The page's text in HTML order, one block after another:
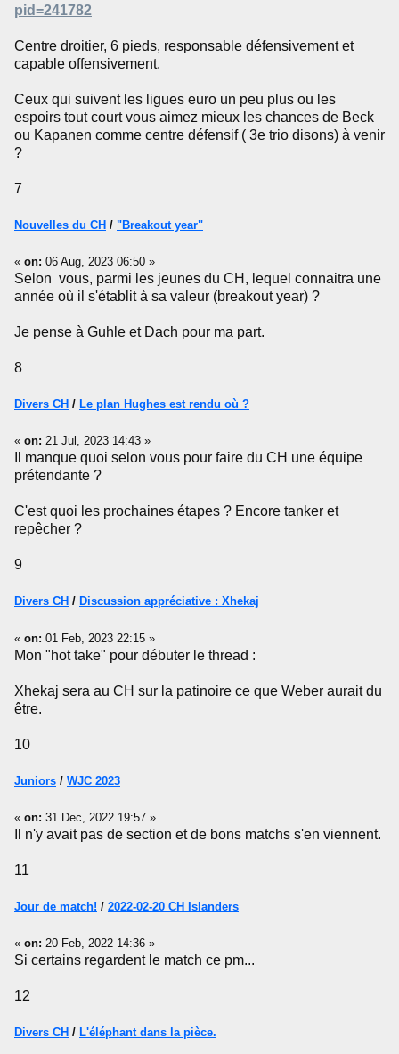
pid=241782
Centre droitier, 6 pieds, responsable défensivement et
capable offensivement.
Ceux qui suivent les ligues euro un peu plus ou les
espoirs tout court vous aimez mieux les chances de Beck
ou Kapanen comme centre défensif ( 3e trio disons) à venir
?
7
Nouvelles du CH / "Breakout year"
« on: 06 Aug, 2023 06:50 »
Selon vous, parmi les jeunes du CH, lequel connaitra une
année où il s'établit à sa valeur (breakout year) ?
Je pense à Guhle et Dach pour ma part.
8
Divers CH / Le plan Hughes est rendu où ?
« on: 21 Jul, 2023 14:43 »
Il manque quoi selon vous pour faire du CH une équipe
prétendante ?
C'est quoi les prochaines étapes ? Encore tanker et
repêcher ?
9
Divers CH / Discussion appréciative : Xhekaj
« on: 01 Feb, 2023 22:15 »
Mon "hot take" pour débuter le thread :
Xhekaj sera au CH sur la patinoire ce que Weber aurait du
être.
10
Juniors / WJC 2023
« on: 31 Dec, 2022 19:57 »
Il n'y avait pas de section et de bons matchs s'en viennent.
11
Jour de match! / 2022-02-20 CH Islanders
« on: 20 Feb, 2022 14:36 »
Si certains regardent le match ce pm...
12
Divers CH / L'éléphant dans la pièce.